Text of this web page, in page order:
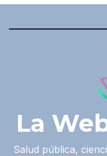
La
Salud pública,